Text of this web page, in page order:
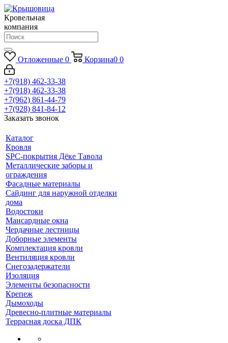
Кровельная
компания
Отложенные 0 Корзина0 0
+7(918) 462-33-38
+7(918) 462-33-38
+7(962) 861-44-79
+7(928) 841-84-12
Заказать звонок
Каталог
Кровля
SPC-покрытия Дёке Тавола
Металлические заборы и
ограждения
Фасадные материалы
Сайдинг для наружной отделки
дома
Водостоки
Мансардные окна
Чердачные лестницы
Доборные элементы
Комплектация кровли
Вентиляция кровли
Снегозадержатели
Изоляция
Элементы безопасности
Крепеж
Дымоходы
Древесно-плитные материалы
Террасная доска ДПК